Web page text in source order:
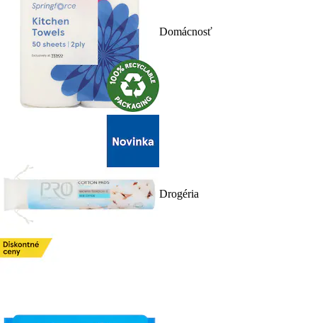
Domácnosť
Drogéria